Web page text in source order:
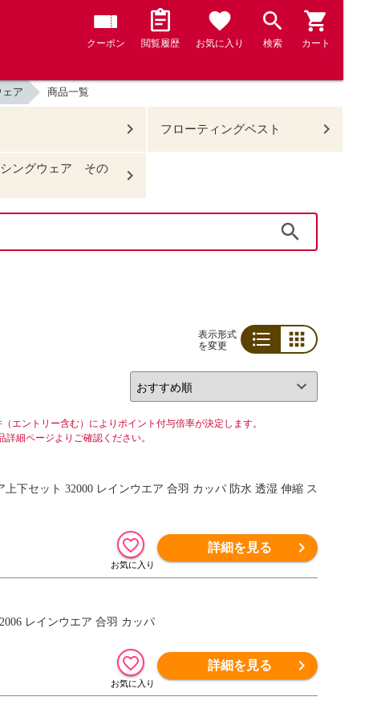
クーポン 閲覧履歴 お気に入り 検索 カート
ア 商品一覧
フローティングベスト
シングウェア その
表示形式
を変更
エントリー含む）によりポイント付与倍率が決定します。
細ページよりご確認ください。
詳細を見る
レインウエア 合羽 カッパ
詳細を見る